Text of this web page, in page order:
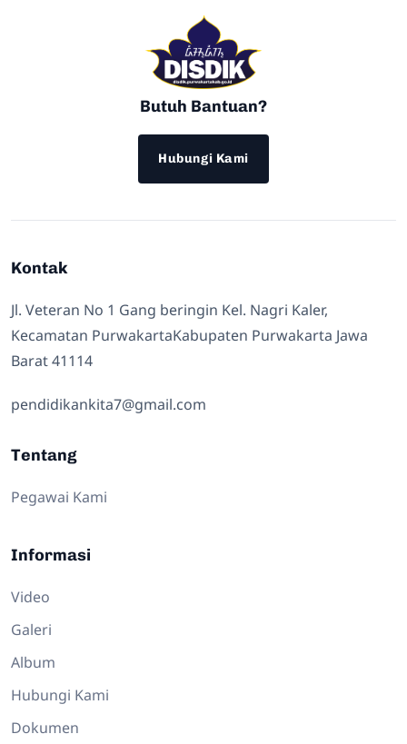
Butuh Bantuan?
Hubungi Kami
Kontak
Jl. Veteran No 1 Gang beringin Kel. Nagri Kaler,
Kecamatan PurwakartaKabupaten Purwakarta Jawa
Barat 41114
pendidikankita7@gmail.com
Tentang
Pegawai Kami
Informasi
Video
Galeri
Album
Hubungi Kami
Dokumen